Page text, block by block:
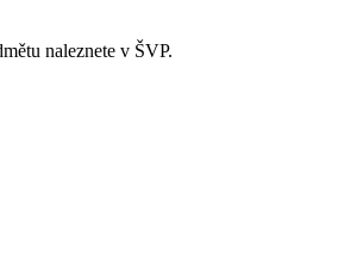
naleznete v ŠVP.